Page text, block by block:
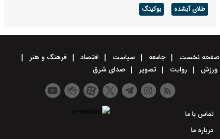
طلای آبشده بوکینگ
صفحه نخست جامعه سیاست اقتصاد
فرهنگ و هنر
ورزش
روایت تصویر صدای شرق
تماس با ما
درباره ما